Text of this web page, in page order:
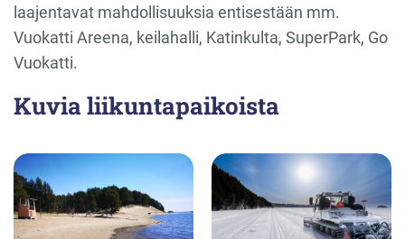
laajentavat mahdollisuuksia entisestään mm.
Vuokatti Areena, keilahalli, Katinkulta, SuperPark, Go
Vuokatti.
Kuvia liikuntapaikoista